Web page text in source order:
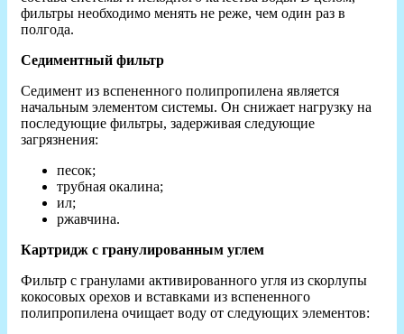
фильтры необходимо менять не реже, чем один раз в
полгода.
Седиментный фильтр
Седимент из вспененного полипропилена является
начальным элементом системы. Он снижает нагрузку на
последующие фильтры, задерживая следующие
загрязнения:
песок;
трубная окалина;
ил;
ржавчина.
Картридж с гранулированным углем
Фильтр с гранулами активированного угля из скорлупы
кокосовых орехов и вставками из вспененного
полипропилена очищает воду от следующих элементов: